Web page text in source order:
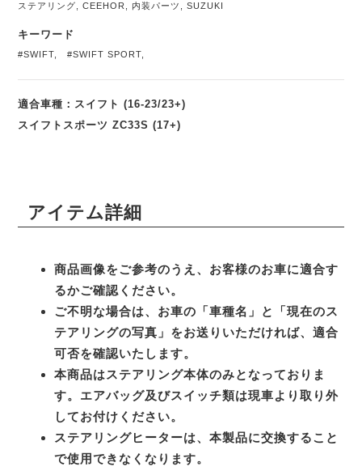
ステアリング ,CEEHOR 内装パーツ ,SUZUKI
キーワード
#SWIFT ,#SWIFT SPORT
適合車種：スイフト (16-23/23+)
スイフトスポーツ ZC33S (17+)
アイテム詳細
商品画像をご参考のうえ、お客様のお車に適合す
るかご確認ください。
ご不明な場合は、お車の「車種名」と「現在のス
テアリングの写真」をお送りいただければ、適合
可否を確認いたします。
本商品はステアリング本体のみとなっておりま
す。エアバッグ及びスイッチ類は現車より取り外
してお付けください。
ステアリングヒーターは、本製品に交換すること
で使用できなくなります。